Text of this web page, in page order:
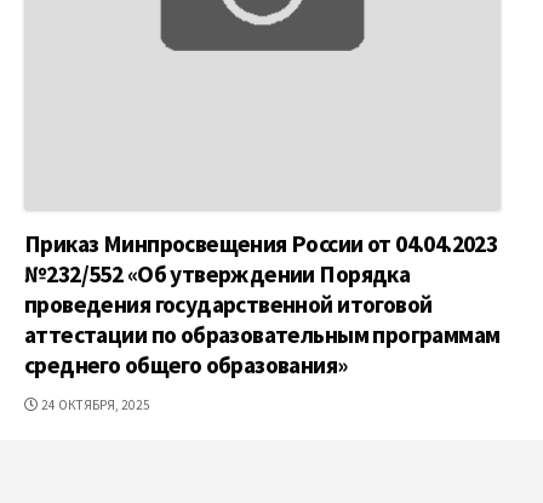
Приказ Минпросвещения России от 04.04.2023
№232/552 «Об утверждении Порядка
проведения государственной итоговой
аттестации по образовательным программам
среднего общего образования»
ДАТА
24 ОКТЯБРЯ, 2025